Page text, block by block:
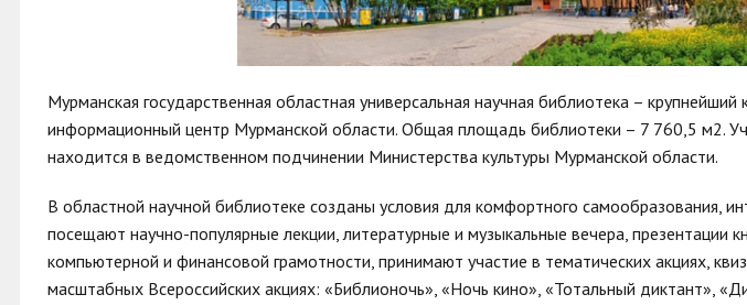
Мурманская государственная областная универсальная научная библиотека – крупнейший
информационный центр Мурманской области. Общая площадь библиотеки – 7 760,5 м2.
находится в ведомственном подчинении Министерства культуры Мурманской области.
В областной научной библиотеке созданы условия для комфортного самообразования,
посещают научно-популярные лекции, литературные и музыкальные вечера, презентации
компьютерной и финансовой грамотности, принимают участие в тематических акциях,
масштабных Всероссийских акциях: «Библионочь», «Ночь кино», «Тотальный диктант»,